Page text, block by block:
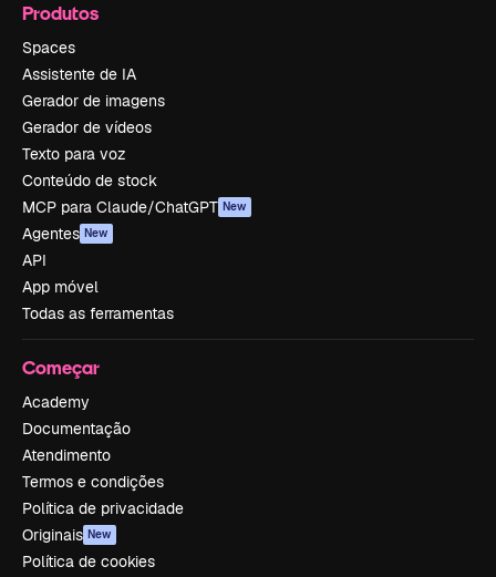
Produtos
Spaces
Assistente de IA
Gerador de imagens
Gerador de vídeos
Texto para voz
Conteúdo de stock
MCP para Claude/ChatGPT New
Agentes New
API
App móvel
Todas as ferramentas
Começar
Academy
Documentação
Atendimento
Termos e condições
Política de privacidade
Originais New
Política de cookies